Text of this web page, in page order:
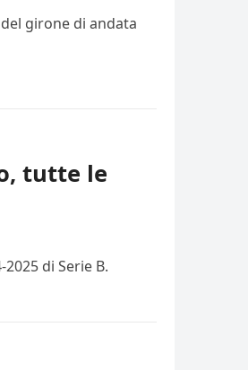
girone di andata
tutte le
di Serie B.